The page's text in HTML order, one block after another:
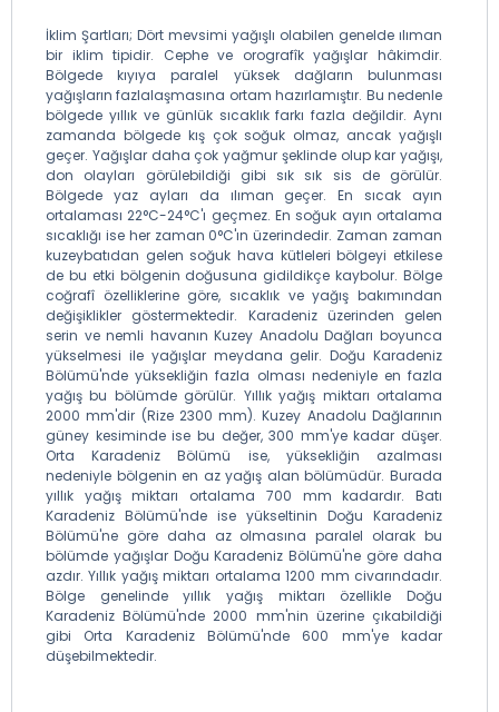
İklim Şartları; Dört mevsimi yağışlı olabilen genelde ılıman
bir iklim tipidir. Cephe ve orografîk yağışlar hâkimdir.
Bölgede kıyıya paralel yüksek dağların bulunması
yağışların fazlalaşmasına ortam hazırlamıştır. Bu nedenle
bölgede yıllık ve günlük sıcaklık farkı fazla değildir. Aynı
zamanda bölgede kış çok soğuk olmaz, ancak yağışlı
geçer. Yağışlar daha çok yağmur şeklinde olup kar yağışı,
don olayları görülebildiği gibi sık sık sis de görülür.
Bölgede yaz ayları da ılıman geçer. En sıcak ayın
ortalaması 22°C-24°C'ı geçmez. En soğuk ayın ortalama
sıcaklığı ise her zaman 0°C'ın üzerindedir. Zaman zaman
kuzeybatıdan gelen soğuk hava kütleleri bölgeyi etkilese
de bu etki bölgenin doğusuna gidildikçe kaybolur. Bölge
coğrafî özelliklerine göre, sıcaklık ve yağış bakımından
değişiklikler göstermektedir. Karadeniz üzerinden gelen
serin ve nemli havanın Kuzey Anadolu Dağları boyunca
yükselmesi ile yağışlar meydana gelir. Doğu Karadeniz
Bölümü'nde yüksekliğin fazla olması nedeniyle en fazla
yağış bu bölümde görülür. Yıllık yağış miktarı ortalama
2000 mm'dir (Rize 2300 mm). Kuzey Anadolu Dağlarının
güney kesiminde ise bu değer, 300 mm'ye kadar düşer.
Orta Karadeniz Bölümü ise, yüksekliğin azalması
nedeniyle bölgenin en az yağış alan bölümüdür. Burada
yıllık yağış miktarı ortalama 700 mm kadardır. Batı
Karadeniz Bölümü'nde ise yükseltinin Doğu Karadeniz
Bölümü'ne göre daha az olmasına paralel olarak bu
bölümde yağışlar Doğu Karadeniz Bölümü'ne göre daha
azdır. Yıllık yağış miktarı ortalama 1200 mm civarındadır.
Bölge genelinde yıllık yağış miktarı özellikle Doğu
Karadeniz Bölümü'nde 2000 mm'nin üzerine çıkabildiği
gibi Orta Karadeniz Bölümü'nde 600 mm'ye kadar
düşebilmektedir.